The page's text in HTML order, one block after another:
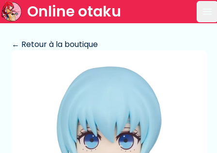
Online otaku
← Retour à la boutique